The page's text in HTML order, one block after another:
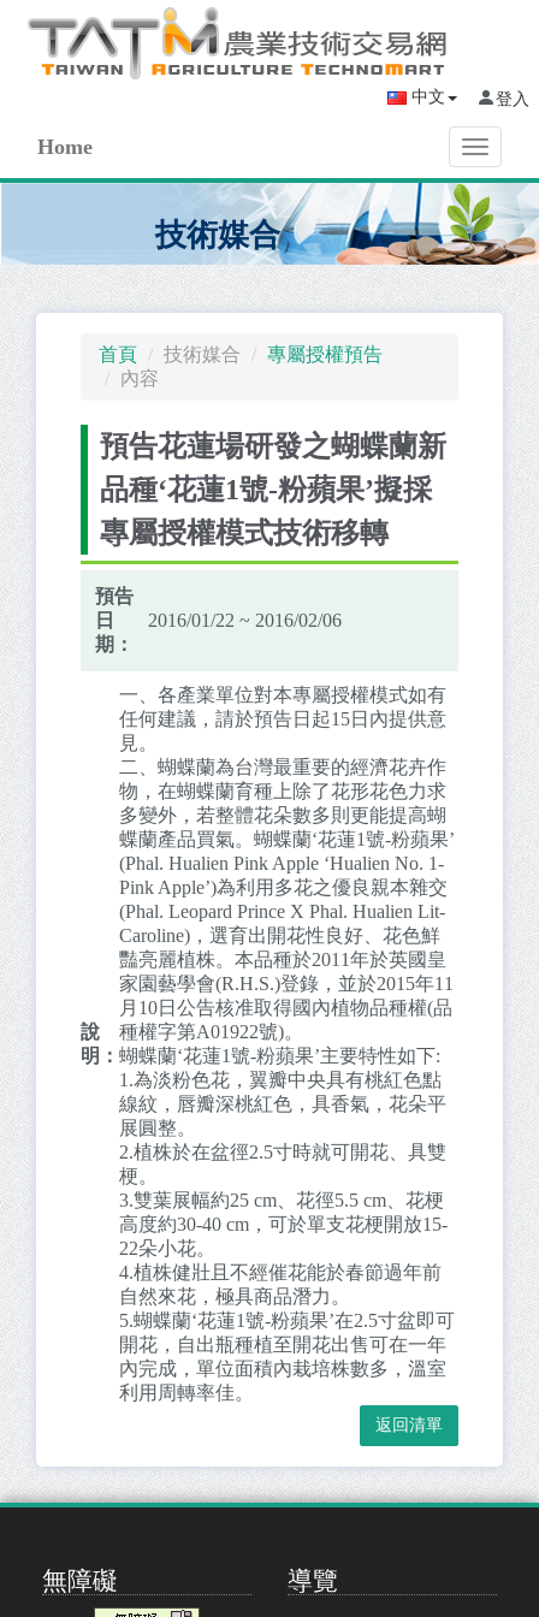
中文 登入
Toggle
Home
技術媒合
首頁 技術媒合
專屬授權預告
內容
預告花蓮場研發之蝴蝶蘭新
品種‘花蓮1號-粉蘋果’擬採
專屬授權模式技術移轉
預告
日
期：
2016/01/22 ~ 2016/02/06
說
明：
一、各產業單位對本專屬授權模式如有
任何建議，請於預告日起15日內提供意
見。
二、蝴蝶蘭為台灣最重要的經濟花卉作
物，在蝴蝶蘭育種上除了花形花色力求
多變外，若整體花朵數多則更能提高蝴
蝶蘭產品買氣。蝴蝶蘭‘花蓮1號-粉蘋果’
(Phal. Hualien Pink Apple ‘Hualien No. 1-
Pink Apple’)為利用多花之優良親本雜交
(Phal. Leopard Prince X Phal. Hualien Lit-
Caroline)，選育出開花性良好、花色鮮
豔亮麗植株。本品種於2011年於英國皇
家園藝學會(R.H.S.)登錄，並於2015年11
月10日公告核准取得國內植物品種權(品
種權字第A01922號)。
蝴蝶蘭‘花蓮1號-粉蘋果’主要特性如下:
1.為淡粉色花，翼瓣中央具有桃紅色點
線紋，唇瓣深桃紅色，具香氣，花朵平
展圓整。
2.植株於在盆徑2.5寸時就可開花、具雙
梗。
3.雙葉展幅約25 cm、花徑5.5 cm、花梗
高度約30-40 cm，可於單支花梗開放15-
22朵小花。
4.植株健壯且不經催花能於春節過年前
自然來花，極具商品潛力。
5.蝴蝶蘭‘花蓮1號-粉蘋果’在2.5寸盆即可
開花，自出瓶種植至開花出售可在一年
內完成，單位面積內栽培株數多，溫室
利用周轉率佳。
無障礙 導覽